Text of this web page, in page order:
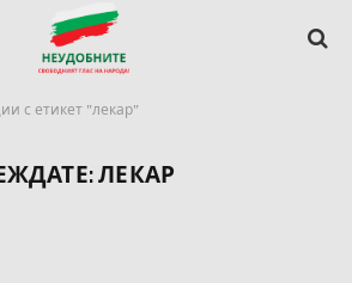
с етикет "лекар"
ЛЕКАР